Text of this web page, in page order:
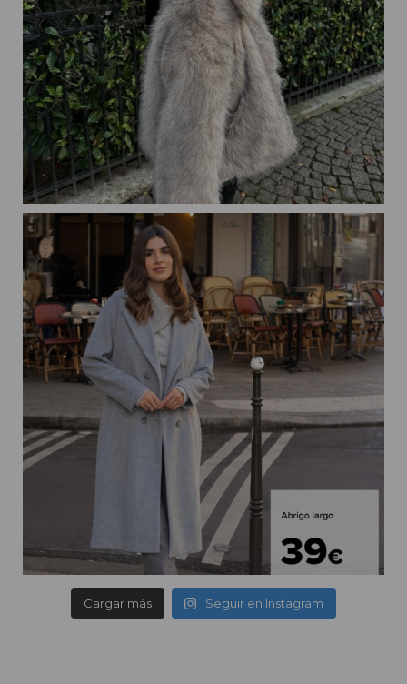
Cargar más Seguir en Instagram